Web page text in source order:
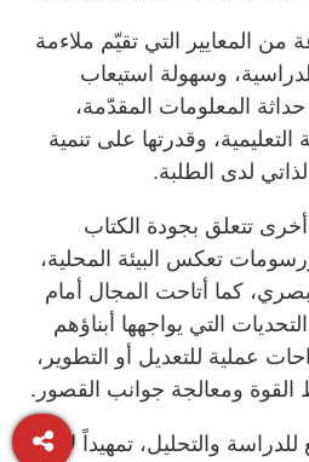
من المعايير التي تقيّم ملاءمة
وسهولة استيعاب
المعلومات المقدّمة،
وقدرتها على تنمية
لدى الطلبة.
أخرى تتعلق بجودة الكتاب
تعكس البيئة المحلية،
كما أتاحت المجال أمام
التي يواجهها أبناؤهم
عملية للتعديل أو التطوير،
القوة ومعالجة جوانب القصور.
والتحليل، تمهيداً لإعداد